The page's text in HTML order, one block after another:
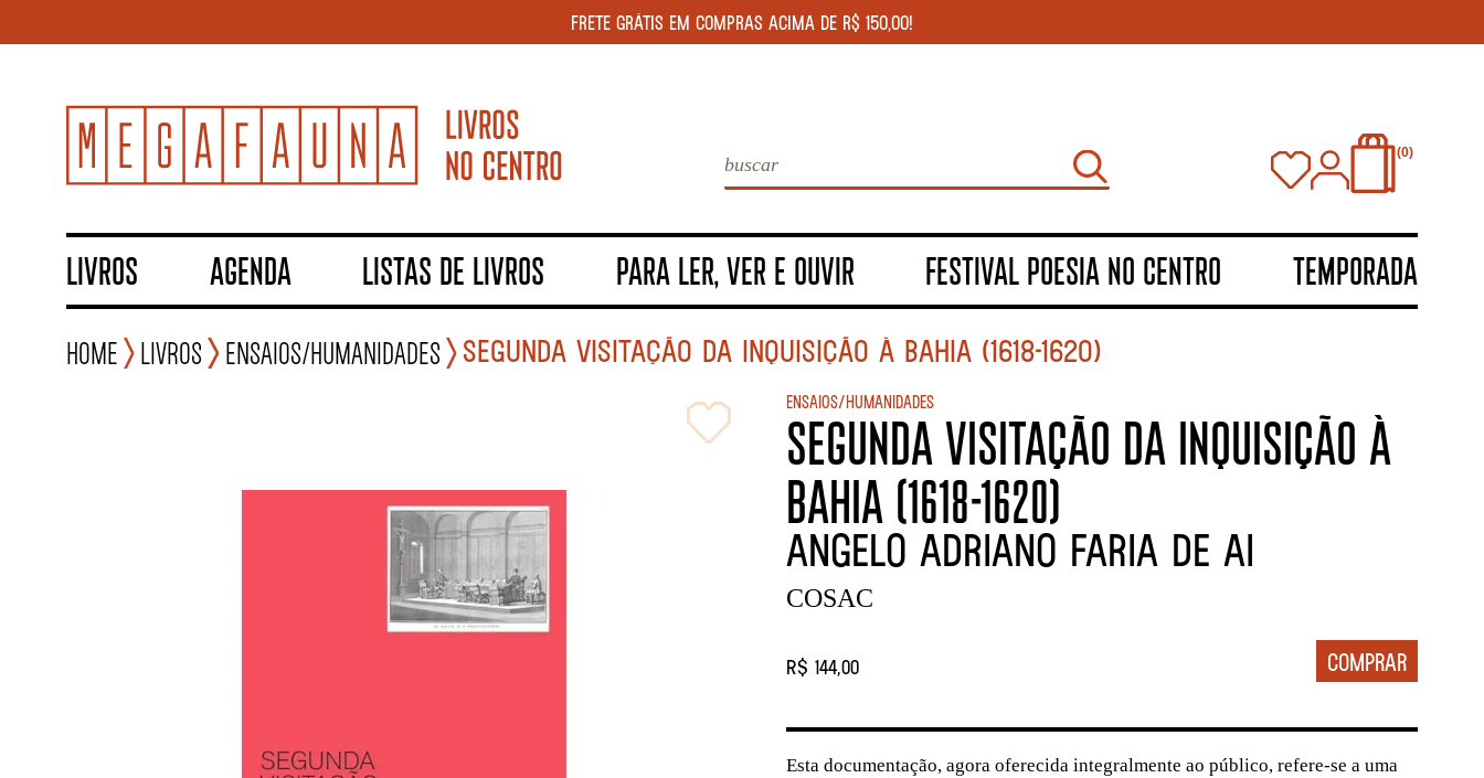
FRETE GRÁTIS EM COMPRAS ACIMA DE R$ 150,00!
0
LIVROS AGENDA LISTAS DE LIVROS PARA LER, VER E OUVIR FESTIVAL POESIA NO CENTRO TEMPORADA
Home Livros Ensaios/Humanidades SEGUNDA VISITAÇÃO DA INQUISIÇÃO À BAHIA (1618-1620)
Ensaios/Humanidades
SEGUNDA VISITAÇÃO DA INQUISIÇÃO À
BAHIA (1618-1620)
Angelo Adriano Faria de Ai
COSAC
R$ 144,00
Esta documentação, agora oferecida integralmente ao público, refere-se a uma